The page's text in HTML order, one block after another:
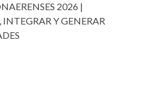
2026 |
Y GENERAR